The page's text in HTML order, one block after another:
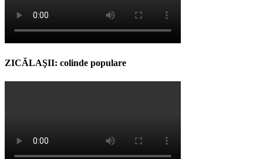
ZICĂLAŞII: colinde populare